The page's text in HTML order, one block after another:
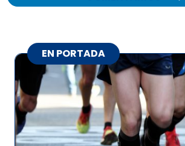
EN PORTADA